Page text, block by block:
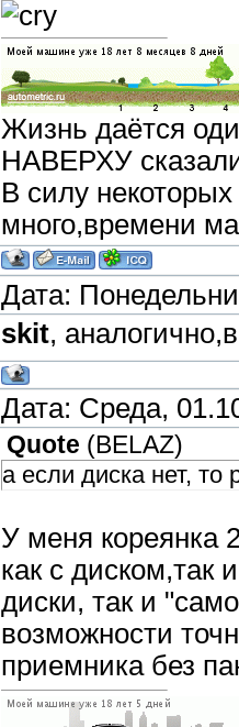
Жизнь даётся
НАВЕРХУ
В силу
много,времени
Дата:
skit,
Дата: Среда,
Quote (BELAZ)
а если диска нет, то
У меня кореянка
как с диском,так
диски, так и
возможности
приемника без